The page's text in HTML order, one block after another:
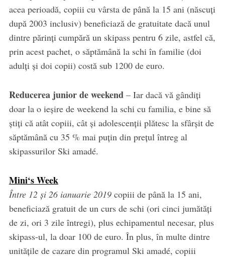
acea perioadă, copiii cu vârsta de până la 15 ani (născuți
după 2003 inclusiv) beneficiază de gratuitate dacă unul
dintre părinți cumpără un skipass pentru 6 zile, astfel că,
prin acest pachet, o săptămână la schi în familie (doi
adulți și doi copii) costă sub 1200 de euro.
Reducerea junior de weekend– Iar dacă vă gândiți
doar la o ieșire de weekend la schi cu familia, e bine să
știți că atât copiii, cât și adolescenții plătesc la sfârșit de
săptămână cu 35 % mai puțin din prețul întreg al
skipassurilor Ski amadé.
Mini‘s Week
Între 12 și 26 ianuarie 2019copiii de până la 15 ani,
beneficiază gratuit de un curs de schi (ori cinci jumătăți
de zi, ori 3 zile întregi), plus echipamentul necesar, plus
skipass-ul, la doar 100 de euro. În plus, în multe dintre
unitățile de cazare din programul Ski amadé, copiii